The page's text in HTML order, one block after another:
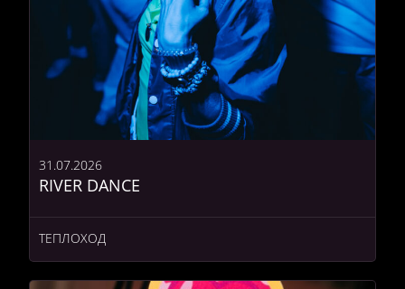
RIVER DANCE
31.07.2026
ТЕПЛОХОД